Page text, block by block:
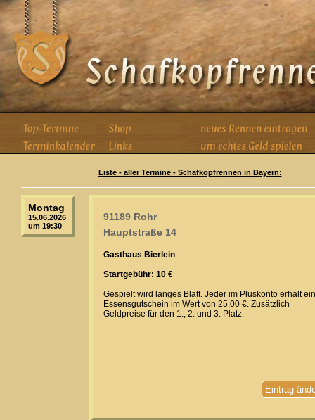
Liste - aller Termine - Schafkopfrennen in Bayern:
Montag
15.06.2026
um 19:30
91189 Rohr
Hauptstraße 14
Gasthaus Bierlein
Startgebühr: 10 €
Gespielt wird langes Blatt. Jeder im Pluskonto erhält
Essensgutschein im Wert von 25,00 €. Zusätzlich
Geldpreise für den 1., 2. und 3. Platz.
Eintrag